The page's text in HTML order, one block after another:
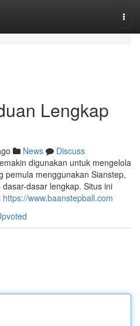
Lengkap
News
Discuss
digunakan untuk mengelola
pemula menggunakan Sianstep,
dasar lengkap. Situs ini
https://www.baanstepball.com